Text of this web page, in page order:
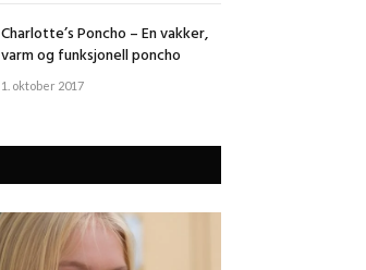
Charlotte’s Poncho – En vakker,
varm og funksjonell poncho
1. oktober 2017